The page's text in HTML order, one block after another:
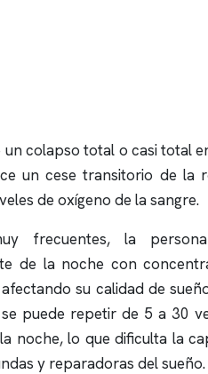
un colapso total o casi total
un cese transitorio de la
de oxígeno de la sangre.
frecuentes, la
de la noche con
su calidad de
puede repetir de 5 a 30
noche, lo que dificulta la
y reparadoras del sueño.